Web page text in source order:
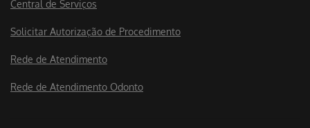
Central de Serviços
Solicitar Autorização de Procedimento
Rede de Atendimento
Rede de Atendimento Odonto